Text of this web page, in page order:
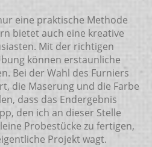
eine praktische Methode
bietet auch eine kreative
Mit der richtigen
können erstaunliche
Bei der Wahl des Furniers
die Maserung und die Farbe
dass das Endergebnis
den ich an dieser Stelle
Probestücke zu fertigen,
Projekt wagt.